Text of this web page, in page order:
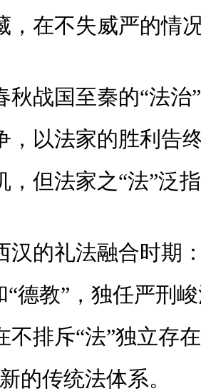
，在不失威严的情
国至秦的“法治”
，以法家的胜利告
，但法家之“法”泛
礼法融合时期：
“德教”，独任严刑
不排斥“法”独立存
的传统法体系。